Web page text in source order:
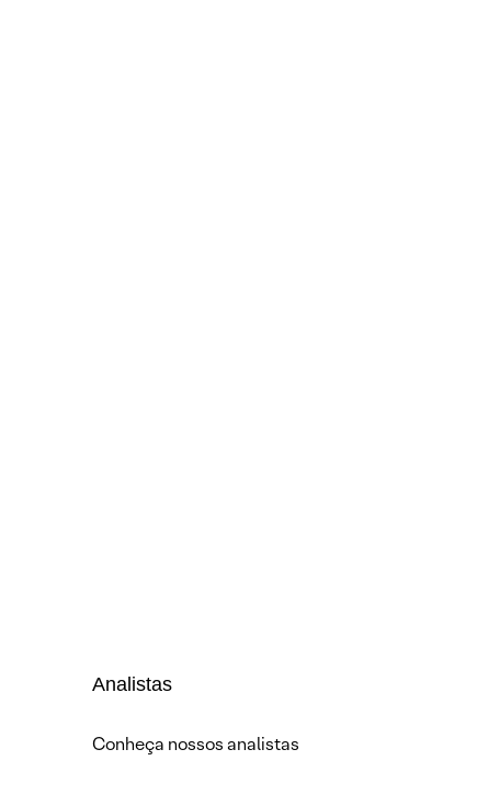
Analistas
Conheça nossos analistas